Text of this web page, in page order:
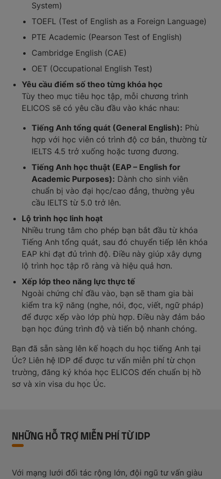
System)
TOEFL (Test of English as a Foreign Language)
PTE Academic (Pearson Test of English)
Cambridge English (CAE)
OET (Occupational English Test)
Yêu cầu điểm số theo từng khóa học
Tùy theo mục tiêu học tập, mỗi chương trình
ELICOS sẽ có yêu cầu đầu vào khác nhau:
Tiếng Anh tổng quát (General English): Phù
hợp với học viên có trình độ cơ bản, thường từ
IELTS 4.5 trở xuống hoặc tương đương.
Tiếng Anh học thuật (EAP – English for
Academic Purposes): Dành cho sinh viên
chuẩn bị vào đại học/cao đẳng, thường yêu
cầu IELTS từ 5.0 trở lên.
Lộ trình học linh hoạt
Nhiều trung tâm cho phép bạn bắt đầu từ khóa
Tiếng Anh tổng quát, sau đó chuyển tiếp lên khóa
EAP khi đạt đủ trình độ. Điều này giúp xây dựng
lộ trình học tập rõ ràng và hiệu quả hơn.
Xếp lớp theo năng lực thực tế
Ngoài chứng chỉ đầu vào, bạn sẽ tham gia bài
kiểm tra kỹ năng (nghe, nói, đọc, viết, ngữ pháp)
để được xếp vào lớp phù hợp. Điều này đảm bảo
bạn học đúng trình độ và tiến bộ nhanh chóng.
Bạn đã sẵn sàng lên kế hoạch du học tiếng Anh tại
Úc? Liên hệ IDP để được tư vấn miễn phí từ chọn
trường, đăng ký khóa học ELICOS đến chuẩn bị hồ
sơ và xin visa du học Úc.
NHỮNG HỖ TRỢ MIỄN PHÍ TỪ IDP
Với mạng lưới đối tác rộng lớn, đội ngũ tư vấn giàu